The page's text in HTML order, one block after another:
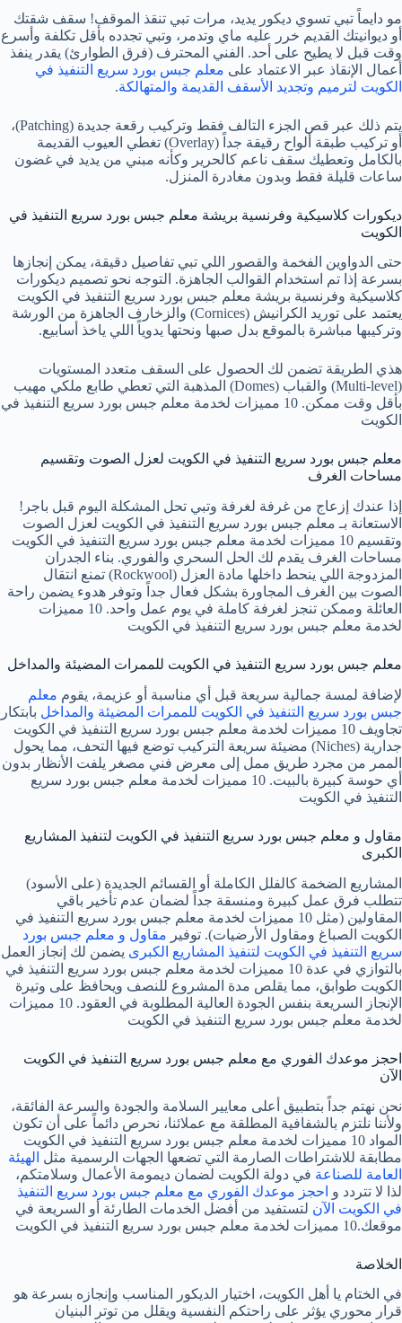
مو دايماً تبي تسوي ديكور يديد، مرات تبي تنقذ الموقف! سقف شقتك
أو ديوانيتك القديم خرر عليه ماي وتدمر، وتبي تجدده بأقل تكلفة وأسرع
وقت قبل لا يطيح على أحد. الفني المحترف (فرق الطوارئ) يقدر ينفذ
أعمال الإنقاذ عبر الاعتماد على معلم جبس بورد سريع التنفيذ في
الكويت لترميم وتجديد الأسقف القديمة والمتهالكة.
يتم ذلك عبر قص الجزء التالف فقط وتركيب رقعة جديدة (Patching)،
أو تركيب طبقة ألواح رقيقة جداً (Overlay) تغطي العيوب القديمة
بالكامل وتعطيك سقف ناعم كالحرير وكأنه مبني من يديد في غضون
ساعات قليلة فقط وبدون مغادرة المنزل.
ديكورات كلاسيكية وفرنسية بريشة معلم جبس بورد سريع التنفيذ في
الكويت
حتى الدواوين الفخمة والقصور اللي تبي تفاصيل دقيقة، يمكن إنجازها
بسرعة إذا تم استخدام القوالب الجاهزة. التوجه نحو تصميم ديكورات
كلاسيكية وفرنسية بريشة معلم جبس بورد سريع التنفيذ في الكويت
يعتمد على توريد الكرانيش (Cornices) والزخارف الجاهزة من الورشة
وتركيبها مباشرة بالموقع بدل صبها ونحتها يدوياً اللي ياخذ أسابيع.
هذي الطريقة تضمن لك الحصول على السقف متعدد المستويات
(Multi-level) والقباب (Domes) المذهبة التي تعطي طابع ملكي مهيب
بأقل وقت ممكن. 10 مميزات لخدمة معلم جبس بورد سريع التنفيذ في
الكويت
معلم جبس بورد سريع التنفيذ في الكويت لعزل الصوت وتقسيم
مساحات الغرف
إذا عندك إزعاج من غرفة لغرفة وتبي تحل المشكلة اليوم قبل باجر!
الاستعانة بـ معلم جبس بورد سريع التنفيذ في الكويت لعزل الصوت
وتقسيم 10 مميزات لخدمة معلم جبس بورد سريع التنفيذ في الكويت
مساحات الغرف يقدم لك الحل السحري والفوري. بناء الجدران
المزدوجة اللي ينحط داخلها مادة العزل (Rockwool) تمنع انتقال
الصوت بين الغرف المجاورة بشكل فعال جداً وتوفر هدوء يضمن راحة
العائلة وممكن تنجز لغرفة كاملة في يوم عمل واحد. 10 مميزات
لخدمة معلم جبس بورد سريع التنفيذ في الكويت
معلم جبس بورد سريع التنفيذ في الكويت للممرات المضيئة والمداخل
لإضافة لمسة جمالية سريعة قبل أي مناسبة أو عزيمة، يقوم معلم
جبس بورد سريع التنفيذ في الكويت للممرات المضيئة والمداخل بابتكار
تجاويف 10 مميزات لخدمة معلم جبس بورد سريع التنفيذ في الكويت
جدارية (Niches) مضيئة سريعة التركيب توضع فيها التحف، مما يحول
الممر من مجرد طريق ممل إلى معرض فني مصغر يلفت الأنظار بدون
أي حوسة كبيرة بالبيت. 10 مميزات لخدمة معلم جبس بورد سريع
التنفيذ في الكويت
مقاول و معلم جبس بورد سريع التنفيذ في الكويت لتنفيذ المشاريع
الكبرى
المشاريع الضخمة كالفلل الكاملة أو القسائم الجديدة (على الأسود)
تتطلب فرق عمل كبيرة ومنسقة جداً لضمان عدم تأخير باقي
المقاولين (مثل 10 مميزات لخدمة معلم جبس بورد سريع التنفيذ في
الكويت الصباغ ومقاول الأرضيات). توفير مقاول و معلم جبس بورد
سريع التنفيذ في الكويت لتنفيذ المشاريع الكبرى يضمن لك إنجاز العمل
بالتوازي في عدة 10 مميزات لخدمة معلم جبس بورد سريع التنفيذ في
الكويت طوابق، مما يقلص مدة المشروع للنصف ويحافظ على وتيرة
الإنجاز السريعة بنفس الجودة العالية المطلوبة في العقود. 10 مميزات
لخدمة معلم جبس بورد سريع التنفيذ في الكويت
احجز موعدك الفوري مع معلم جبس بورد سريع التنفيذ في الكويت
الآن
نحن نهتم جداً بتطبيق أعلى معايير السلامة والجودة والسرعة الفائقة،
ولأننا نلتزم بالشفافية المطلقة مع عملائنا، نحرص دائماً على أن تكون
المواد 10 مميزات لخدمة معلم جبس بورد سريع التنفيذ في الكويت
مطابقة للاشتراطات الصارمة التي تضعها الجهات الرسمية مثل الهيئة
العامة للصناعة في دولة الكويت لضمان ديمومة الأعمال وسلامتكم،
لذا لا تتردد و احجز موعدك الفوري مع معلم جبس بورد سريع التنفيذ
في الكويت الآن لتستفيد من أفضل الخدمات الطارئة أو السريعة في
موقعك.10 مميزات لخدمة معلم جبس بورد سريع التنفيذ في الكويت
الخلاصة
في الختام يا أهل الكويت، اختيار الديكور المناسب وإنجازه بسرعة هو
قرار محوري يؤثر على راحتكم النفسية ويقلل من توتر البنيان